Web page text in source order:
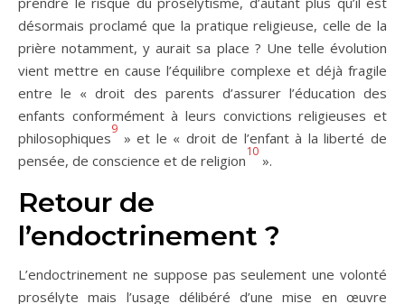
désormais proclamé que la pratique religieuse, celle de la
prière notamment, y aurait sa place ? Une telle évolution
vient mettre en cause l’équilibre complexe et déjà fragile
entre le « droit des parents d’assurer l’éducation des
enfants conformément à leurs convictions religieuses et
philosophiques
9
» et le « droit de l’enfant à la liberté de
pensée, de conscience et de religion
10
».
Retour de
l’endoctrinement ?
L’endoctrinement ne suppose pas seulement une volonté
prosélyte mais l’usage délibéré d’une mise en œuvre